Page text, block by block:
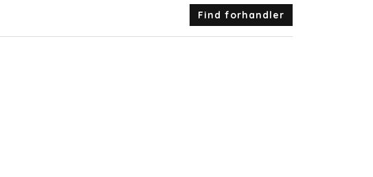
Find forhandler